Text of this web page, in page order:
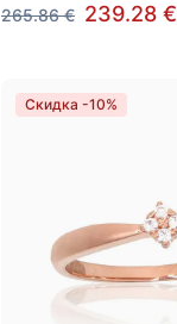
265.86 € 239.28 €
Скидка -10%